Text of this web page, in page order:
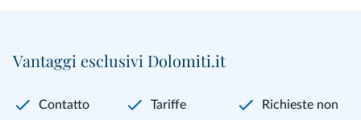
Vantaggi esclusivi Dolomiti.it
Contatto
Tariffe
Richieste non